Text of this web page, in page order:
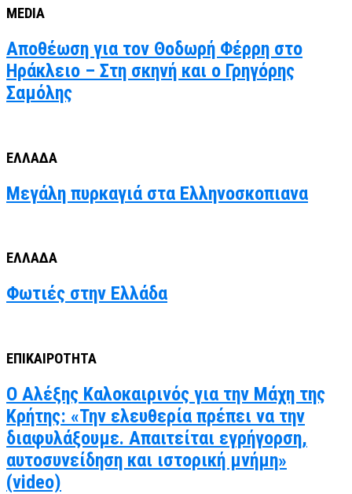
MEDIA
Αποθέωση για τον Θοδωρή Φέρρη στο
Ηράκλειο – Στη σκηνή και ο Γρηγόρης
Σαμόλης
ΕΛΛΑΔΑ
Μεγάλη πυρκαγιά στα Ελληνοσκοπιανα
ΕΛΛΑΔΑ
Φωτιές στην Ελλάδα
ΕΠΙΚΑΙΡΟΤΗΤΑ
Ο Αλέξης Καλοκαιρινός για την Μάχη της
Κρήτης: «Την ελευθερία πρέπει να την
διαφυλάξουμε. Απαιτείται εγρήγορση,
αυτοσυνείδηση και ιστορική μνήμη»
(video)